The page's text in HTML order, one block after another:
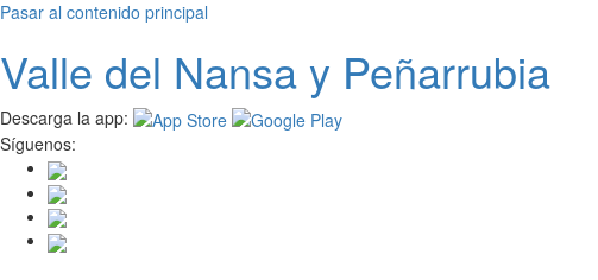
Pasar al contenido principal
Valle del Nansay Peñarrubia
Descarga la app:
Síguenos: